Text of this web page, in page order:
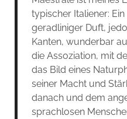
typischer Italiener:
geradliniger Duft,
Kanten, wunderbar
die Assoziation, mit
das Bild eines
seiner Macht und
danach und dem
sprachlosen